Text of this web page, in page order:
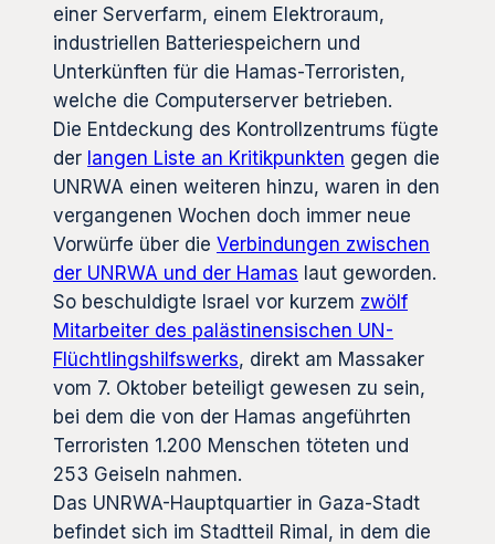
einer Serverfarm, einem Elektroraum,
industriellen Batteriespeichern und
Unterkünften für die Hamas-Terroristen,
welche die Computerserver betrieben.
Die Entdeckung des Kontrollzentrums fügte
der langen Liste an Kritikpunkten gegen die
UNRWA einen weiteren hinzu, waren in den
vergangenen Wochen doch immer neue
Vorwürfe über die Verbindungen zwischen
der UNRWA und der Hamas laut geworden.
So beschuldigte Israel vor kurzem zwölf
Mitarbeiter des palästinensischen UN-
Flüchtlingshilfswerks, direkt am Massaker
vom 7. Oktober beteiligt gewesen zu sein,
bei dem die von der Hamas angeführten
Terroristen 1.200 Menschen töteten und
253 Geiseln nahmen.
Das UNRWA-Hauptquartier in Gaza-Stadt
befindet sich im Stadtteil Rimal, in dem die